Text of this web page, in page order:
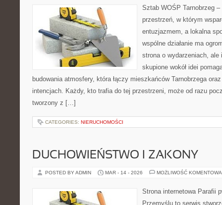
Sztab WOŚP Tarnobrzeg
przestrzeń, w którym
entuzjazmem, a lokalna
wspólne działanie ma
strona o wydarzeniach, ale
skupione wokół idei
budowania atmosfery, która łączy mieszkańców Tarnobrzega
intencjach. Każdy, kto trafia do tej przestrzeni, może od razu
tworzony z […]
CATEGORIES: NIERUCHOMOŚCI
DUCHOWIEŃSTWO I ZAKONY
POSTED BY ADMIN MAR - 14 - 2026 MOŻLIWOŚĆ
Strona internetowa Parafii
Przemyślu to serwis